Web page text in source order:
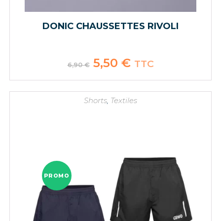
DONIC CHAUSSETTES RIVOLI
6,90€ Le
prix
était :
5,50 €Le
prix
est :
TTC
Shorts, Textiles
PROMO